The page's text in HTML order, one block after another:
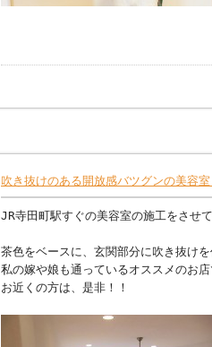
吹き抜けのある開放感バツグンの美容
JR寺田町駅すぐの美容室の施工をさせ
茶色をベースに、玄関部分に吹き抜け
私の嫁や娘も通っているオススメのお店
お近くの方は、是非！！